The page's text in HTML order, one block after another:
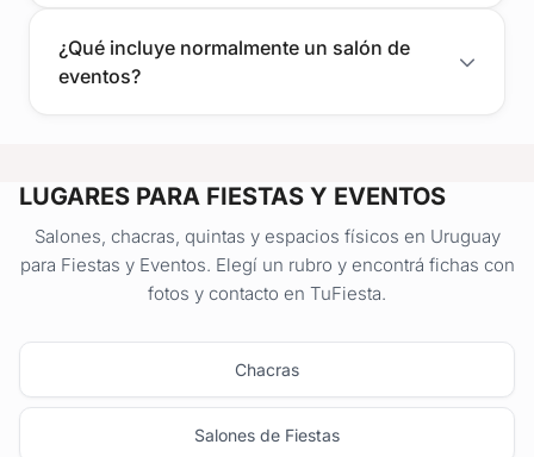
¿Qué incluye normalmente un salón de
eventos?
LUGARES PARA FIESTAS Y EVENTOS
Salones, chacras, quintas y espacios físicos en Uruguay
para Fiestas y Eventos. Elegí un rubro y encontrá fichas con
fotos y contacto en TuFiesta.
Chacras
Salones de Fiestas